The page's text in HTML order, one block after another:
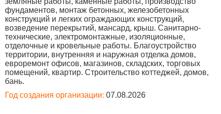
фундаментов, монтаж бетонных, железобетонных
конструкций и легких ограждающих конструкций,
возведение перекрытий, мансард, крыш. Санитарно-
технические, электромонтажные, изоляционные,
отделочные и кровельные работы. Благоустройство
территории, внутренняя и наружная отделка домов,
евроремонт офисов, магазинов, складских, торговых
помещений, квартир. Строительство коттеджей, домов,
бань.
Год создания организации: 07.08.2026